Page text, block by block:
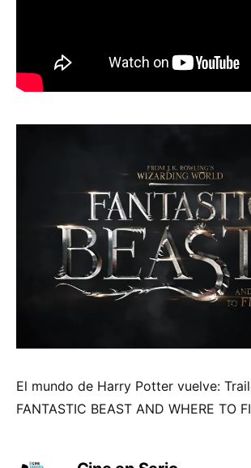
El mundo de Harry Potter vuelve:
FANTASTIC BEAST AND WHERE TO